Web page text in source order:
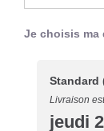
Je choisis ma
Standard
Livraison
jeudi